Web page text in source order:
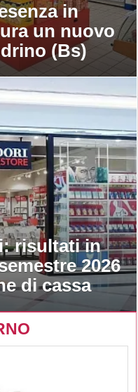
in
un nuovo
(Bs)
risultati in
2026
di cassa